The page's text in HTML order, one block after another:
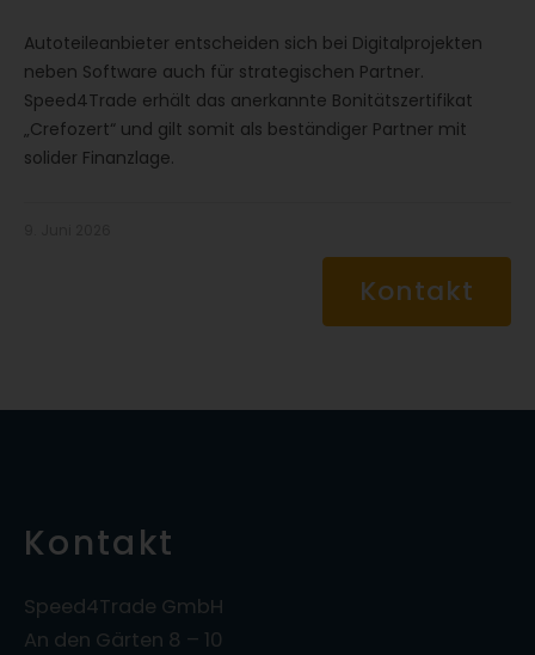
Autoteileanbieter entscheiden sich bei Digitalprojekten
neben Software auch für strategischen Partner.
Speed4Trade erhält das anerkannte Bonitätszertifikat
„Crefozert“ und gilt somit als beständiger Partner mit
solider Finanzlage.
Kontakt
Kontakt
Speed4Trade GmbH
An den Gärten 8 – 10